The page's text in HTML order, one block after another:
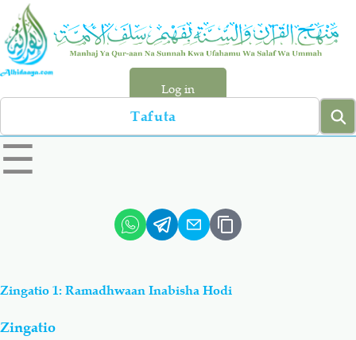
Skip
main
content
Log in
Search
left
sidebar
☰
Hadiyth
Aqiydah
Zingatio 1: Ramadhwaan Inabisha Hodi
Zingatio